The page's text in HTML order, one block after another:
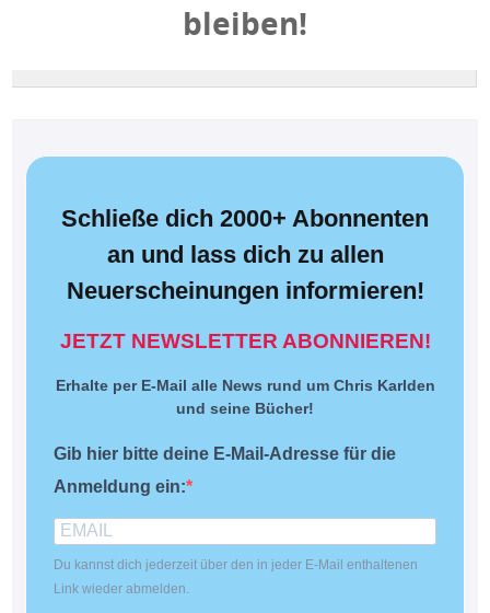
bleiben!
Schließe dich 2000+ Abonnenten
an und lass dich zu allen
Neuerscheinungen informieren!
JETZT NEWSLETTER ABONNIEREN!
Erhalte per E-Mail alle News rund um Chris Karlden
und seine Bücher!
Gib hier bitte deine E-Mail-Adresse für die
Anmeldung ein:
Du kannst dich jederzeit über den in jeder E-Mail enthaltenen
Link wieder abmelden.